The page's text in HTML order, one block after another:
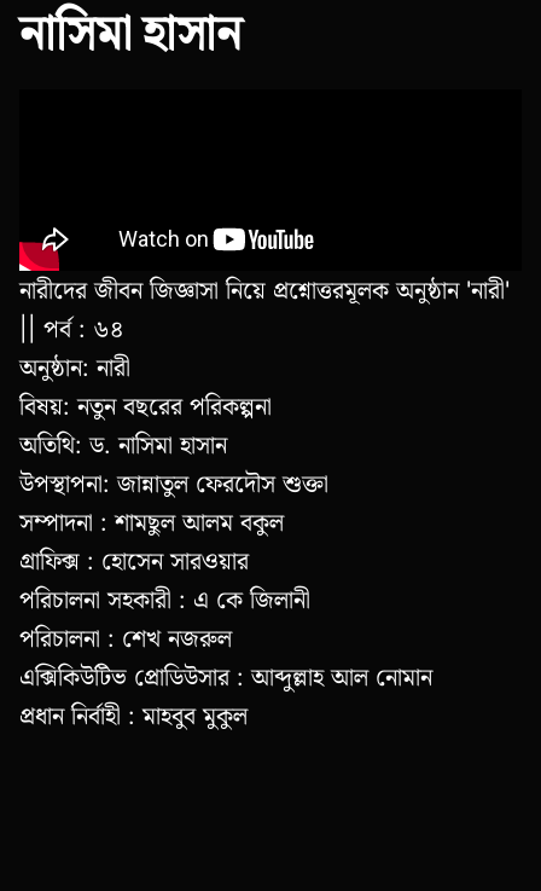
নাসিমা হাসান
নারীদের জীবন জিজ্ঞাসা নিয়ে প্রশ্নোত্তরমূলক অনুষ্ঠান 'নারী'
|| পর্ব : ৬৪
অনুষ্ঠান: নারী
বিষয়: নতুন বছরের পরিকল্পনা
অতিথি: ড. নাসিমা হাসান
উপস্থাপনা: জান্নাতুল ফেরদৌস শুক্তা
সম্পাদনা : শামছুল আলম বকুল
গ্রাফিক্স : হোসেন সারওয়ার
পরিচালনা সহকারী : এ কে জিলানী
পরিচালনা : শেখ নজরুল
এক্সিকিউটিভ প্রোডিউসার : আব্দুল্লাহ আল নোমান
প্রধান নির্বাহী : মাহবুব মুকুল